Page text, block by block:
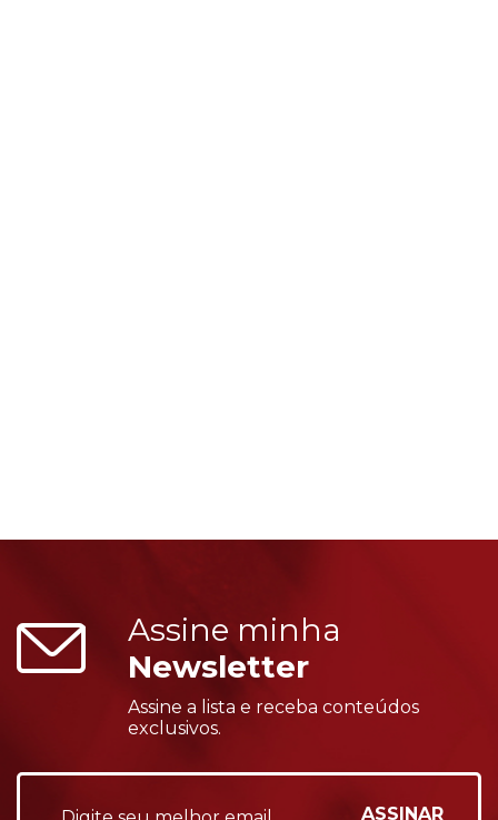
Assine minha
Newsletter
Assine a lista e receba conteúdos
exclusivos.